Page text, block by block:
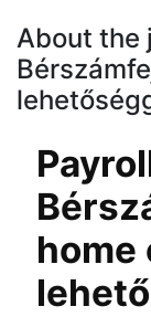
About the
home